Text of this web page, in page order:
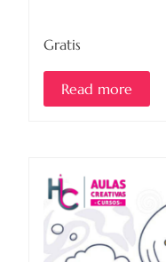
Gratis
Read more